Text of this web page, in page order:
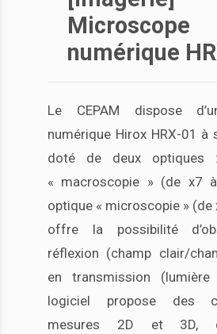
Microscope
numérique
Le CEPAM dispose
numérique Hirox HRX-01 à
doté de deux optiques
« macroscopie » (de x7
optique « microscopie » (de
offre la possibilité
réflexion (champ clair/
en transmission (lumière
logiciel propose des
mesures 2D et 3D,